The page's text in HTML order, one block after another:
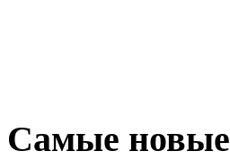
Самые новые